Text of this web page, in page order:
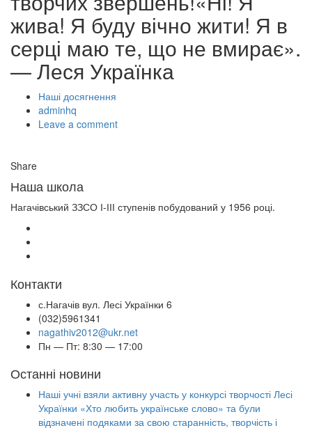
жива! Я буду вічно жити! Я в
серці маю те, що не вмирає».
— Леся Українка
Наші досягнення
Author
adminhq
Leave a comment
Share
Наша школа
Нагачівський ЗЗСО І-ІІІ ступенів побудований у 1956 році.
Контакти
с.Нагачів вул. Лесі Українки 6
(032)5961341
nagathiv2012@ukr.net
Пн — Пт: 8:30 — 17:00
Останні новини
Наші учні взяли активну участь у конкурсі творчості Лесі
Українки «Хто любить українське слово» та були
відзначені подяками за свою старанність, творчість і